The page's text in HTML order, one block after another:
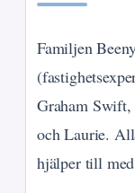
Familjen
Graham
och Laurie.
hjälper till